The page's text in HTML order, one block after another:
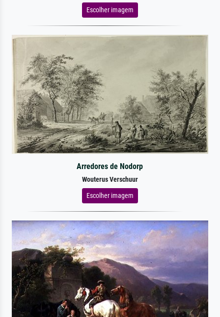
Escolher imagem
Arredores de Nodorp
Wouterus Verschuur
Escolher imagem